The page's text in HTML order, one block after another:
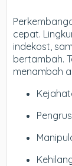
cepat.
indekost,
bertambah.
menambah